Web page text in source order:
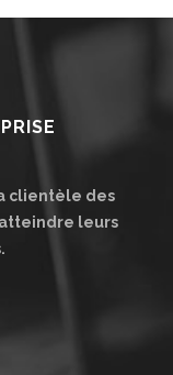
clientèle des
leurs